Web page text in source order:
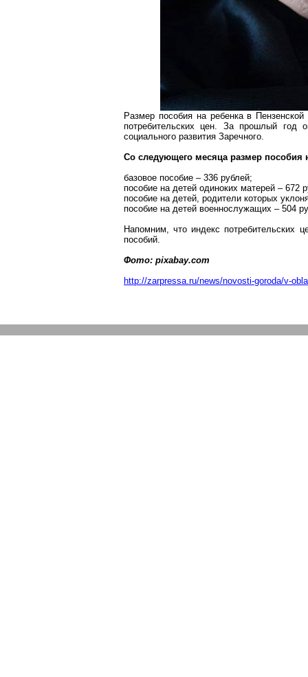
Размер пособия на ребенка в
потребительских цен. За прошлый год
социального развития Заречного.
Со следующего месяца размер пособия
базовое пособие – 336 рублей;
пособие на детей одиноких матерей – 672
пособие на детей, родители которых
пособие на детей военнослужащих – 504
Напомним, что индекс потребительских
пособий.
Фото: pixabay.com
http://zarpressa.ru/news/novosti-goroda/v-